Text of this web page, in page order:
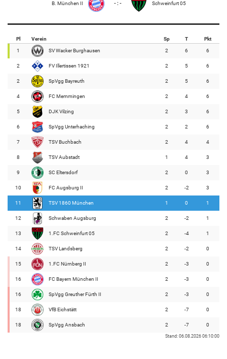
B. München II - : - Schweinfurt 05
Pl Verein Sp T Pkt
1 SV Wacker Burghausen 2 6 6
2 FV Illertissen 1921 2 5 6
2 SpVgg Bayreuth 2 5 6
4 FC Memmingen 2 4 6
5 DJK Vilzing 2 3 6
6 SpVgg Unterhaching 2 2 6
7 TSV Buchbach 2 4 4
8 TSV Aubstadt 1 4 3
9 SC Eltersdorf 2 0 3
10 FC Augsburg II 2 -2 3
11 TSV 1860 München 1 0 1
12 Schwaben Augsburg 2 -2 1
13 1.FC Schweinfurt 05 2 -4 1
14 TSV Landsberg 2 -2 0
15 1.FC Nürnberg II 2 -3 0
16 FC Bayern München II 2 -3 0
16 SpVgg Greuther Fürth II 2 -3 0
18 VfB Eichstätt 2 -7 0
18 SpVgg Ansbach 2 -7 0
Stand: 06.08.2026 06:10:00